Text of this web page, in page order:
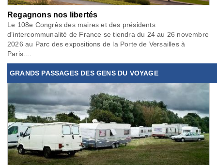
Regagnons nos libertés
Le 108e Congrès des maires et des présidents
d’intercommunalité de France se tiendra du 24 au 26 novembre
2026 au Parc des expositions de la Porte de Versailles à
Paris....
GRANDS PASSAGES DES GENS DU VOYAGE